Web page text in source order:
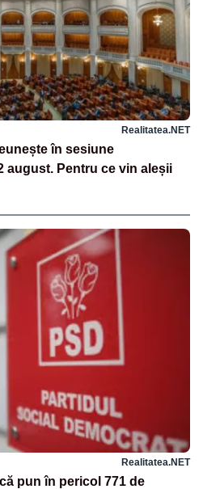
Realitatea.NET
în sesiune
august. Pentru ce vin aleșii
Realitatea.NET
pun în pericol 771 de